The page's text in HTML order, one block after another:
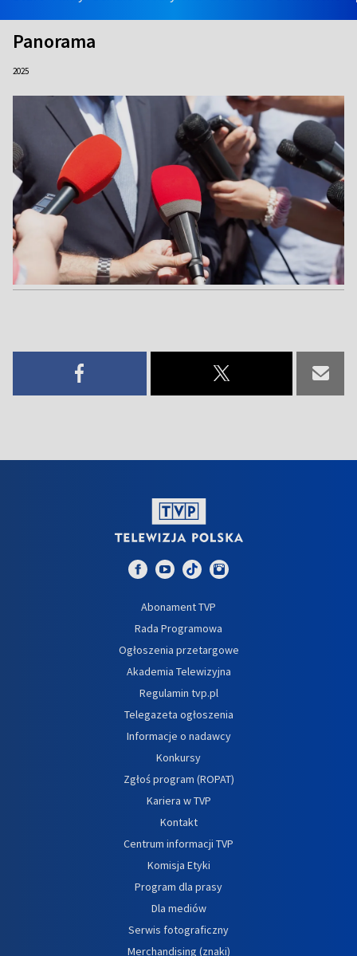
Panorama
2025
Abonament TVP
Rada Programowa
Ogłoszenia przetargowe
Akademia Telewizyjna
Regulamin tvp.pl
Telegazeta ogłoszenia
Informacje o nadawcy
Konkursy
Zgłoś program (ROPAT)
Kariera w TVP
Kontakt
Centrum informacji TVP
Komisja Etyki
Program dla prasy
Dla mediów
Serwis fotograficzny
Merchandising (znaki)